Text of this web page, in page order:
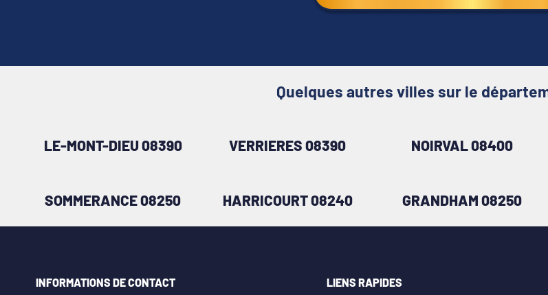
Quelques autres villes sur le
LE-MONT-DIEU 08390 VERRIERES 08390 NOIRVAL 08400
SOMMERANCE 08250 HARRICOURT 08240 GRANDHAM 08250
INFORMATIONS DE CONTACT LIENS RAPIDES